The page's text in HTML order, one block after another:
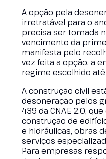
A opção pela
irretratável para o
precisa ser tomada
vencimento da
manifesta pelo
vez feita a opção, a
regime escolhido
A construção civil
desoneração pelos
439 da CNAE 2.0,
construção de
e hidráulicas, obras
serviços
Para empresas